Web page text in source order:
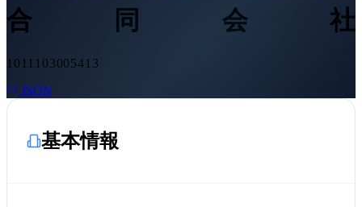
合同会社
1011103005413
JSON
基本情報